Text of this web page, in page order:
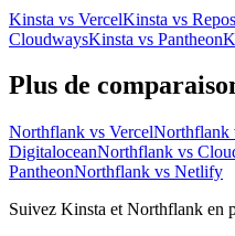
Kinsta vs VercelKinsta vs
CloudwaysKinsta vs Pantheon
Plus de
Northflank vs VercelNorthflank
DigitaloceanNorthflank vs
PantheonNorthflank vs Netlify
Suivez Kinsta et Northflank en